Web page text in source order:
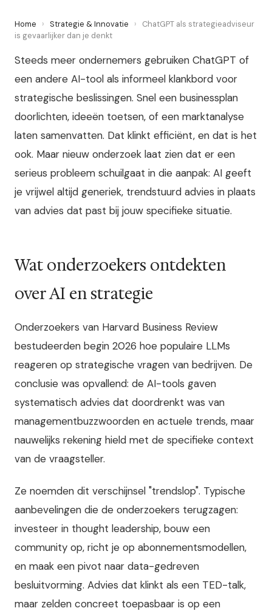
Home › Strategie & Innovatie ›
ChatGPT als strategieadviseur
is gevaarlijker dan je denkt
Steeds meer ondernemers gebruiken ChatGPT of
een andere AI-tool als informeel klankbord voor
strategische beslissingen. Snel een businessplan
doorlichten, ideeën toetsen, of een marktanalyse
laten samenvatten. Dat klinkt efficiënt, en dat is het
ook. Maar nieuw onderzoek laat zien dat er een
serieus probleem schuilgaat in die aanpak: AI geeft
je vrijwel altijd generiek, trendstuurd advies in plaats
van advies dat past bij jouw specifieke situatie.
Wat onderzoekers ontdekten
over AI en strategie
Onderzoekers van Harvard Business Review
bestudeerden begin 2026 hoe populaire LLMs
reageren op strategische vragen van bedrijven. De
conclusie was opvallend: de AI-tools gaven
systematisch advies dat doordrenkt was van
managementbuzzwoorden en actuele trends, maar
nauwelijks rekening hield met de specifieke context
van de vraagsteller.
Ze noemden dit verschijnsel "trendslop". Typische
aanbevelingen die de onderzoekers terugzagen:
investeer in thought leadership, bouw een
community op, richt je op abonnementsmodellen,
en maak een pivot naar data-gedreven
besluitvorming. Advies dat klinkt als een TED-talk,
maar zelden concreet toepasbaar is op een